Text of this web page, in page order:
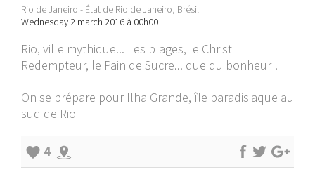
Rio de Janeiro - État de Rio de Janeiro, Brésil
Wednesday 2 march 2016 à 00h00
Rio, ville mythique... Les plages, le Christ
Redempteur, le Pain de Sucre... que du bonheur !
On se prépare pour Ilha Grande, île paradisiaque au
sud de Rio
4